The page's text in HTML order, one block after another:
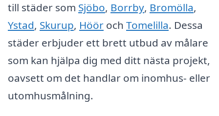
till städer som Sjöbo, Borrby, Bromölla,
Ystad, Skurup, Höör och Tomelilla. Dessa
städer erbjuder ett brett utbud av målare
som kan hjälpa dig med ditt nästa projekt,
oavsett om det handlar om inomhus- eller
utomhusmålning.